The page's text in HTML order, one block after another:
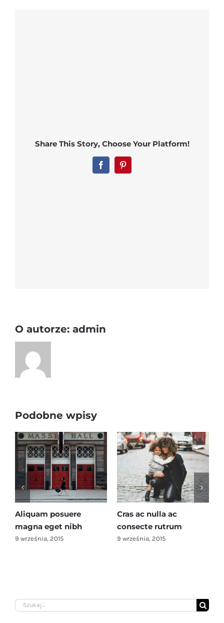
Share This Story, Choose Your Platform!
FacebookPinterest
O autorze: admin
Podobne wpisy
posuere
eget nibh
2015
Cras ac nulla ac
consecte rutrum
9 września, 2015
Szukaj